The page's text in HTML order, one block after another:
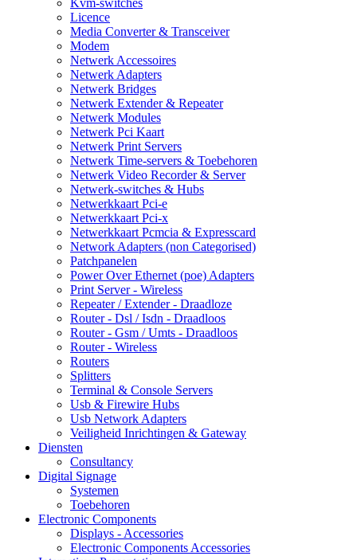
Kvm-switches
Licence
Media Converter & Transceiver
Modem
Netwerk Accessoires
Netwerk Adapters
Netwerk Bridges
Netwerk Extender & Repeater
Netwerk Modules
Netwerk Pci Kaart
Netwerk Print Servers
Netwerk Time-servers & Toebehoren
Netwerk Video Recorder & Server
Netwerk-switches & Hubs
Netwerkkaart Pci-e
Netwerkkaart Pci-x
Netwerkkaart Pcmcia & Expresscard
Network Adapters (non Categorised)
Patchpanelen
Power Over Ethernet (poe) Adapters
Print Server - Wireless
Repeater / Extender - Draadloze
Router - Dsl / Isdn - Draadloos
Router - Gsm / Umts - Draadloos
Router - Wireless
Routers
Splitters
Terminal & Console Servers
Usb & Firewire Hubs
Usb Network Adapters
Veiligheid Inrichtingen & Gateway
Diensten
Consultancy
Digital Signage
Systemen
Toebehoren
Electronic Components
Displays - Accessories
Electronic Components Accessories